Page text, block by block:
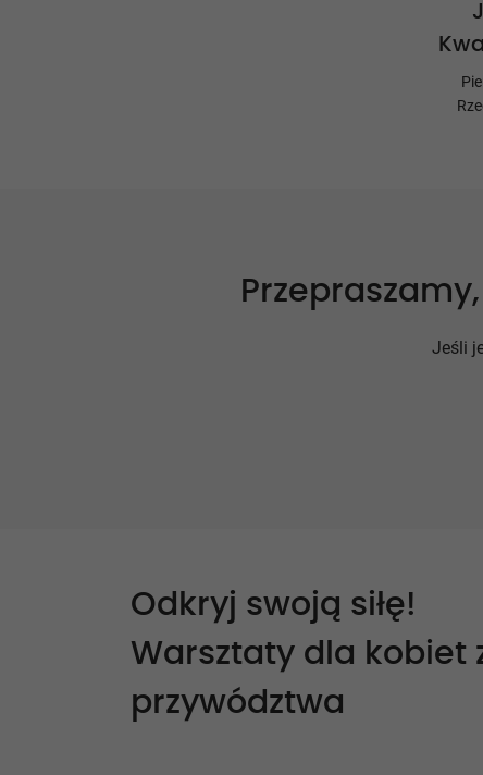
Jeśli
Odkryj swoją siłę!
Warsztaty dla kobiet
przywództwa